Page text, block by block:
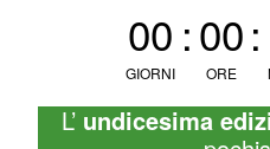
00
GIORNI
:00
ORE
:
L’ undicesima